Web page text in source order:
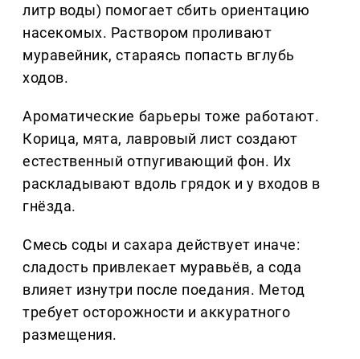
литр воды) помогает сбить ориентацию
насекомых. Раствором проливают
муравейник, стараясь попасть вглубь
ходов.
Ароматические барьеры тоже работают.
Корица, мята, лавровый лист создают
естественный отпугивающий фон. Их
раскладывают вдоль грядок и у входов в
гнёзда.
Смесь соды и сахара действует иначе:
сладость привлекает муравьёв, а сода
влияет изнутри после поедания. Метод
требует осторожности и аккуратного
размещения.